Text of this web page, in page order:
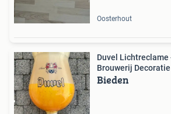
Oosterhout
Duvel Lichtreclame
Brouwerij Decoratie
Bieden